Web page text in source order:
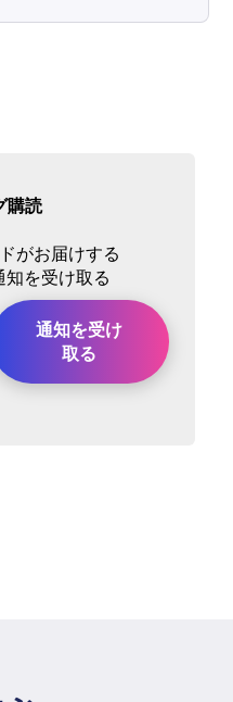
購読
がお届けする
を受け取る